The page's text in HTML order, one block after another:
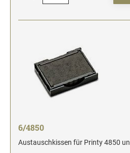
6/4850
Austauschkissen für Printy 4850